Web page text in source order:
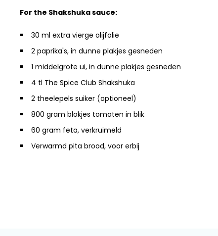
For the Shakshuka sauce:
30 ml extra vierge olijfolie
2 paprika's, in dunne plakjes gesneden
1 middelgrote ui, in dunne plakjes gesneden
4 tl The Spice Club Shakshuka
2 theelepels suiker (optioneel)
800 gram blokjes tomaten in blik
60 gram feta, verkruimeld
Verwarmd pita brood, voor erbij